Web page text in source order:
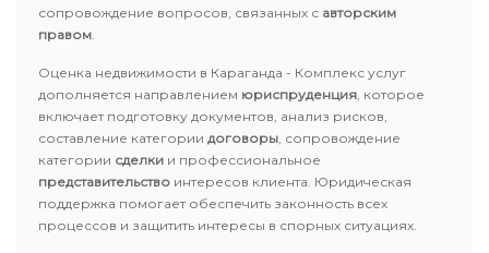
сопровождение вопросов, связанных с авторским
правом.
Оценка недвижимости в Караганда - Комплекс услуг
дополняется направлением юриспруденция, которое
включает подготовку документов, анализ рисков,
составление категории договоры, сопровождение
категории сделки и профессиональное
представительство интересов клиента. Юридическая
поддержка помогает обеспечить законность всех
процессов и защитить интересы в спорных ситуациях.